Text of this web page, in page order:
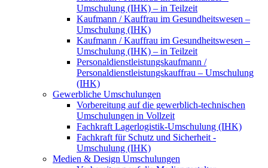
Umschulung (IHK) – in Teilzeit
Kaufmann / Kauffrau im Gesundheitswesen –
Umschulung (IHK)
Kaufmann / Kauffrau im Gesundheitswesen –
Umschulung (IHK) – in Teilzeit
Personaldienstleistungskaufmann /
Personaldienstleistungskauffrau – Umschulung
(IHK)
Gewerbliche Umschulungen
Vorbereitung auf die gewerblich-technischen
Umschulungen in Vollzeit
Fachkraft Lagerlogistik-Umschulung (IHK)
Fachkraft für Schutz und Sicherheit -
Umschulung (IHK)
Medien & Design Umschulungen